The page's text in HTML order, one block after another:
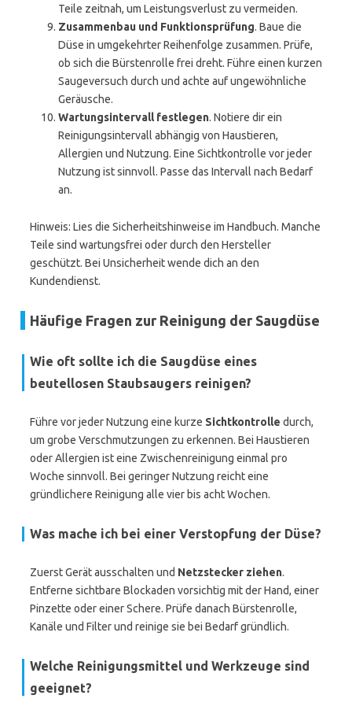
Teile zeitnah, um Leistungsverlust zu vermeiden.
Zusammenbau und Funktionsprüfung. Baue die
Düse in umgekehrter Reihenfolge zusammen. Prüfe,
ob sich die Bürstenrolle frei dreht. Führe einen kurzen
Saugeversuch durch und achte auf ungewöhnliche
Geräusche.
Wartungsintervall festlegen. Notiere dir ein
Reinigungsintervall abhängig von Haustieren,
Allergien und Nutzung. Eine Sichtkontrolle vor jeder
Nutzung ist sinnvoll. Passe das Intervall nach Bedarf
an.
Hinweis: Lies die Sicherheitshinweise im Handbuch. Manche
Teile sind wartungsfrei oder durch den Hersteller
geschützt. Bei Unsicherheit wende dich an den
Kundendienst.
Häufige Fragen zur Reinigung der Saugdüse
Wie oft sollte ich die Saugdüse eines
beutellosen Staubsaugers reinigen?
Führe vor jeder Nutzung eine kurze Sichtkontrolle durch,
um grobe Verschmutzungen zu erkennen. Bei Haustieren
oder Allergien ist eine Zwischenreinigung einmal pro
Woche sinnvoll. Bei geringer Nutzung reicht eine
gründlichere Reinigung alle vier bis acht Wochen.
Was mache ich bei einer Verstopfung der Düse?
Zuerst Gerät ausschalten und Netzstecker ziehen.
Entferne sichtbare Blockaden vorsichtig mit der Hand, einer
Pinzette oder einer Schere. Prüfe danach Bürstenrolle,
Kanäle und Filter und reinige sie bei Bedarf gründlich.
Welche Reinigungsmittel und Werkzeuge sind
geeignet?